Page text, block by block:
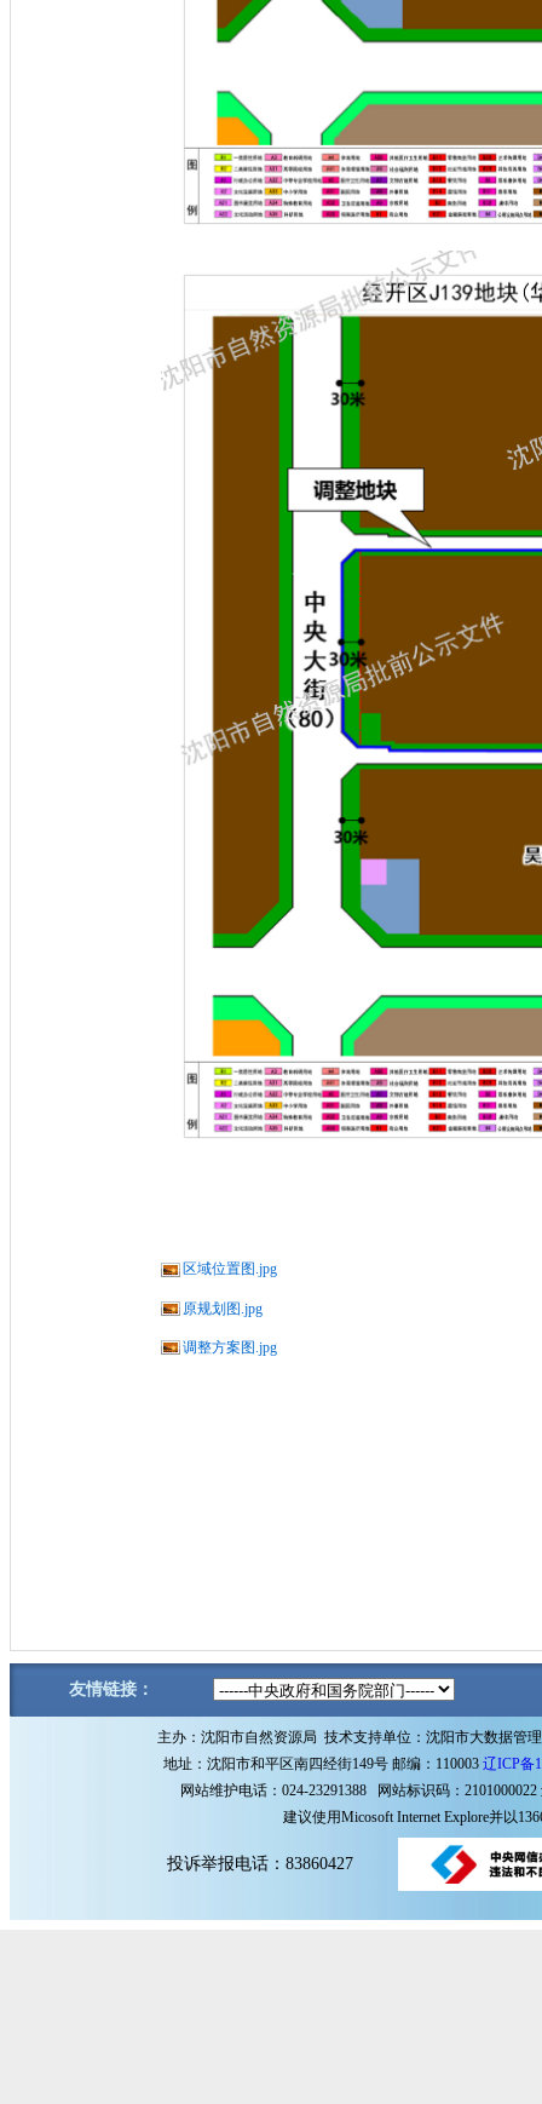
区域位置图.jpg
原规划图.jpg
调整方案图.jpg
友情链接：
主办：沈阳市自然资源局 技术支持单位：沈阳市大数据管
地址：沈阳市和平区南四经街149号 邮编：110003 辽ICP备
网站维护电话：024-23291388 网站标识码：2101000022
建议使用Micosoft Internet Explore并以
投诉举报电话：83860427